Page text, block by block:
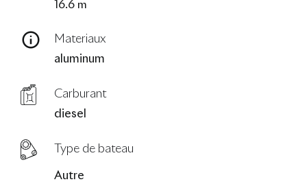
16.6 m
Materiaux
aluminum
Carburant
diesel
Type de bateau
Autre